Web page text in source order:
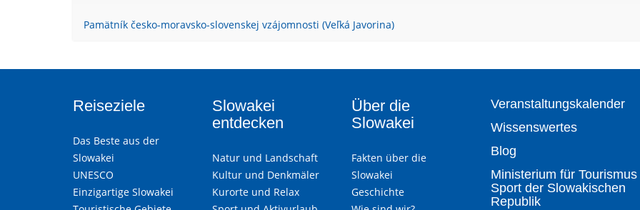
Pamätník česko-moravsko-slovenskej vzájomnosti (Veľká Javorina)
Reiseziele
Das Beste aus der
Slowakei
UNESCO
Einzigartige Slowakei
Slowakei
entdecken
Natur und Landschaft
Kultur und Denkmäler
Kurorte und Relax
Über die
Slowakei
Fakten über die
Slowakei
Geschichte
Veranstaltungskalender
Wissenswertes
Blog
Ministerium für
Sport der Slowakischen
Republik